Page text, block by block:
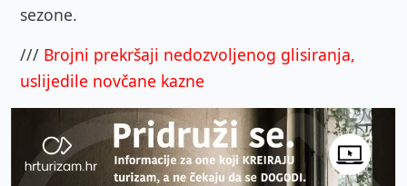
sezone.
/// Brojni prekršaji nedozvoljenog glisiranja,
uslijedile novčane kazne